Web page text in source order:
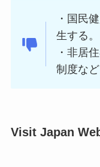
・国民
生する。
・非居
制度な
Visit Japan